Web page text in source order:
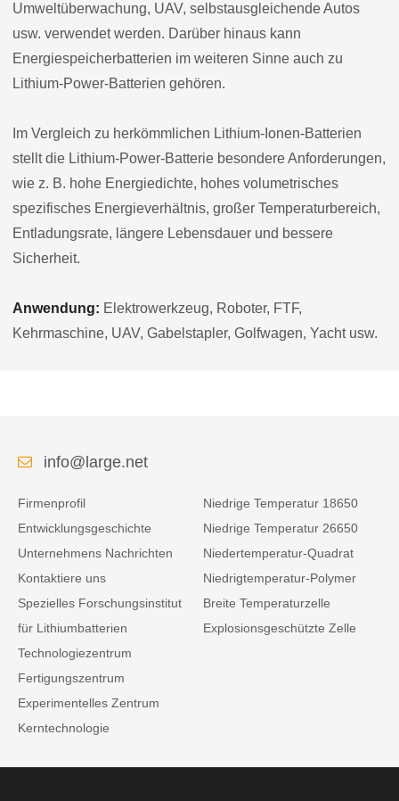
Umweltüberwachung, UAV, selbstausgleichende Autos
usw. verwendet werden. Darüber hinaus kann
Energiespeicherbatterien im weiteren Sinne auch zu
Lithium-Power-Batterien gehören.
Im Vergleich zu herkömmlichen Lithium-Ionen-Batterien
stellt die Lithium-Power-Batterie besondere Anforderungen,
wie z. B. hohe Energiedichte, hohes volumetrisches
spezifisches Energieverhältnis, großer Temperaturbereich,
Entladungsrate, längere Lebensdauer und bessere
Sicherheit.
Anwendung: Elektrowerkzeug, Roboter, FTF,
Kehrmaschine, UAV, Gabelstapler, Golfwagen, Yacht usw.
info@large.net
Firmenprofil
Entwicklungsgeschichte
Unternehmens Nachrichten
Kontaktiere uns
Spezielles Forschungsinstitut
für Lithiumbatterien
Technologiezentrum
Fertigungszentrum
Experimentelles Zentrum
Kerntechnologie
Niedrige Temperatur 18650
Niedrige Temperatur 26650
Niedertemperatur-Quadrat
Niedrigtemperatur-Polymer
Breite Temperaturzelle
Explosionsgeschützte Zelle